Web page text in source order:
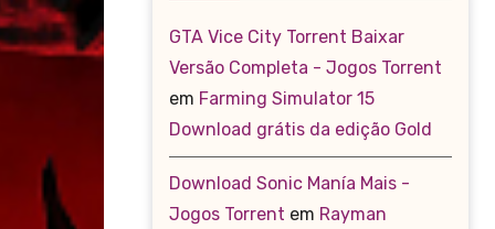
GTA Vice City Torrent Baixar
Versão Completa - Jogos Torrent
em Farming Simulator 15
Download grátis da edição Gold
Download Sonic Manía Mais -
Jogos Torrent em Rayman